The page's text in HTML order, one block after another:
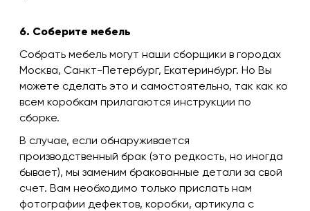
6. Соберите мебель
Собрать мебель могут наши сборщики в городах
Москва, Санкт-Петербург, Екатеринбург. Но Вы
можете сделать это и самостоятельно, так как ко
всем коробкам прилагаются инструкции по
сборке.
В случае, если обнаруживается
производственный брак (это редкость, но иногда
бывает), мы заменим бракованные детали за свой
счет. Вам необходимо только прислать нам
фотографии дефектов, коробки, артикула с